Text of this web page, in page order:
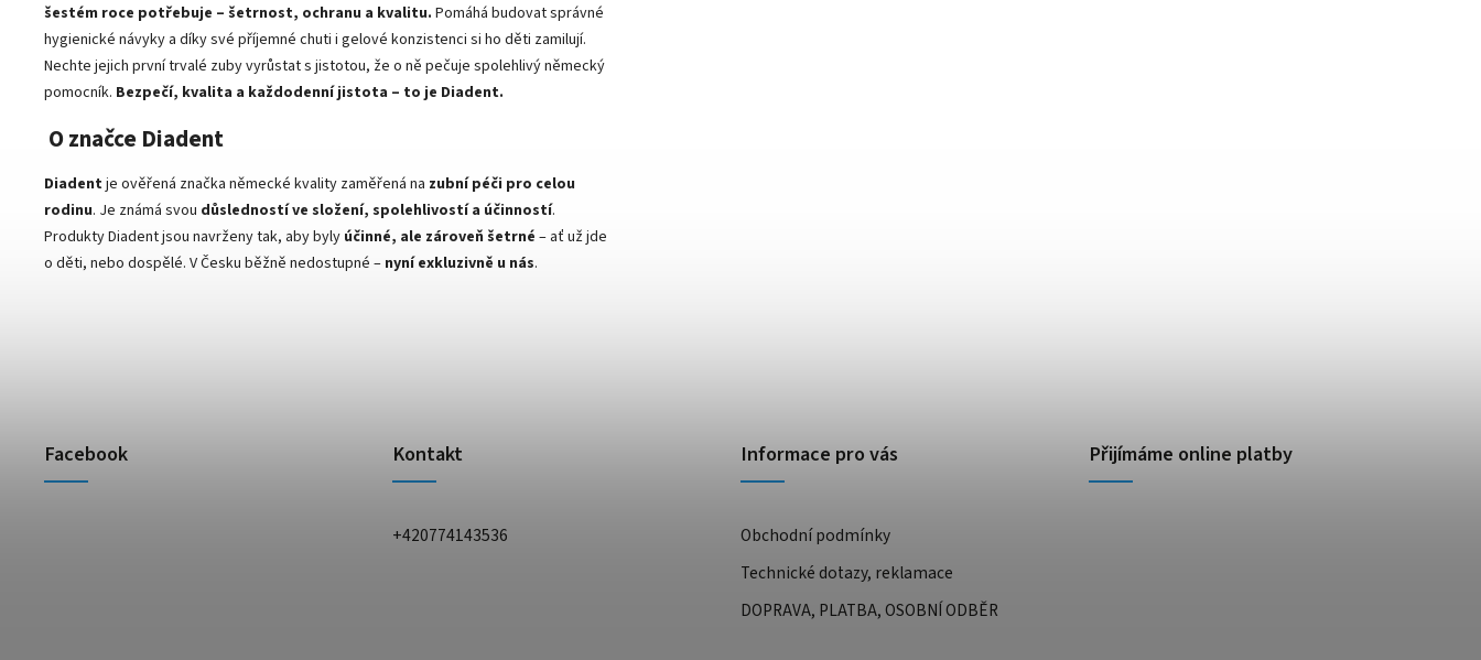
šestém roce potřebuje – šetrnost, ochranu a kvalitu. Pomáhá budovat správné
hygienické návyky a díky své příjemné chuti i gelové konzistenci si ho děti zamilují.
Nechte jejich první trvalé zuby vyrůstat s jistotou, že o ně pečuje spolehlivý německý
pomocník. Bezpečí, kvalita a každodenní jistota – to je Diadent.
O značce Diadent
Diadentje ověřená značka německé kvality zaměřená na zubní péči pro celou
rodinu. Je známá svou důsledností ve složení, spolehlivostí a účinností.
Produkty Diadent jsou navrženy tak, aby byly účinné, ale zároveň šetrné – ať už jde
o děti, nebo dospělé. V Česku běžně nedostupné – nyní exkluzivně u nás.
Facebook Kontakt
+420774143536
Informace pro vás
Obchodní podmínky
Technické dotazy, reklamace
DOPRAVA, PLATBA, OSOBNÍ ODBĚR
Přijímáme online platby